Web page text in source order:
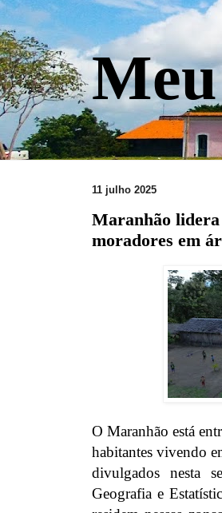
11 julho 2025
Maranhão lidera
moradores em
O Maranhão está
habitantes vivendo
divulgados nesta
Geografia e